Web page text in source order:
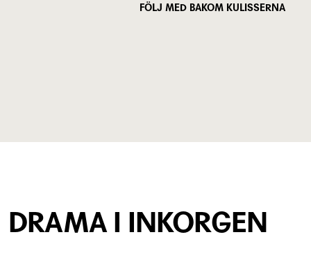
FÖLJ MED BAKOM KULISSERNA
DRAMA I INKORGEN